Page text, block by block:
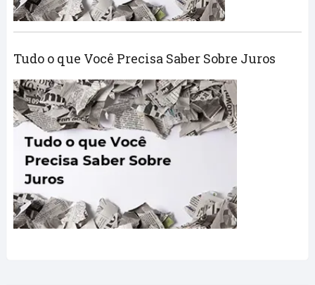
Tudo o que Você Precisa Saber Sobre Juros